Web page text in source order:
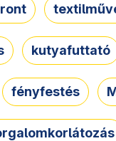
kutyafuttató
fényfestés